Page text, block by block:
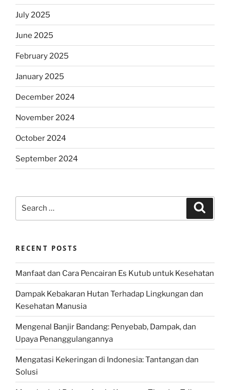
July 2025
June 2025
February 2025
January 2025
December 2024
November 2024
October 2024
September 2024
RECENT POSTS
Manfaat dan Cara Pencairan Es Kutub untuk Kesehatan
Dampak Kebakaran Hutan Terhadap Lingkungan dan
Kesehatan Manusia
Mengenal Banjir Bandang: Penyebab, Dampak, dan
Upaya Penanggulangannya
Mengatasi Kekeringan di Indonesia: Tantangan dan
Solusi